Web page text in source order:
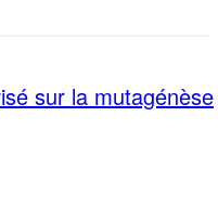
sur la mutagénèse